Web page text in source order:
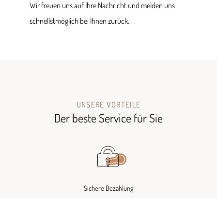
Wir freuen uns auf Ihre Nachricht und melden uns
schnellstmöglich bei Ihnen zurück.
UNSERE VORTEILE
Der beste Service für Sie
Sichere Bezahlung